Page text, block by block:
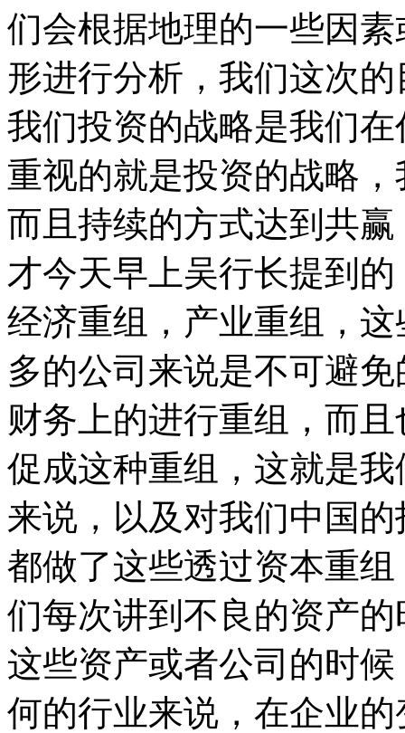
们会根据地理的一些因
形进行分析，我们这次
我们投资的战略是我们
重视的就是投资的战略
而且持续的方式达到共
才今天早上吴行长提到
经济重组，产业重组，
多的公司来说是不可避
财务上的进行重组，而
促成这种重组，这就是
来说，以及对我们中国
都做了这些透过资本重
们每次讲到不良的资产
这些资产或者公司的时
何的行业来说，在企业